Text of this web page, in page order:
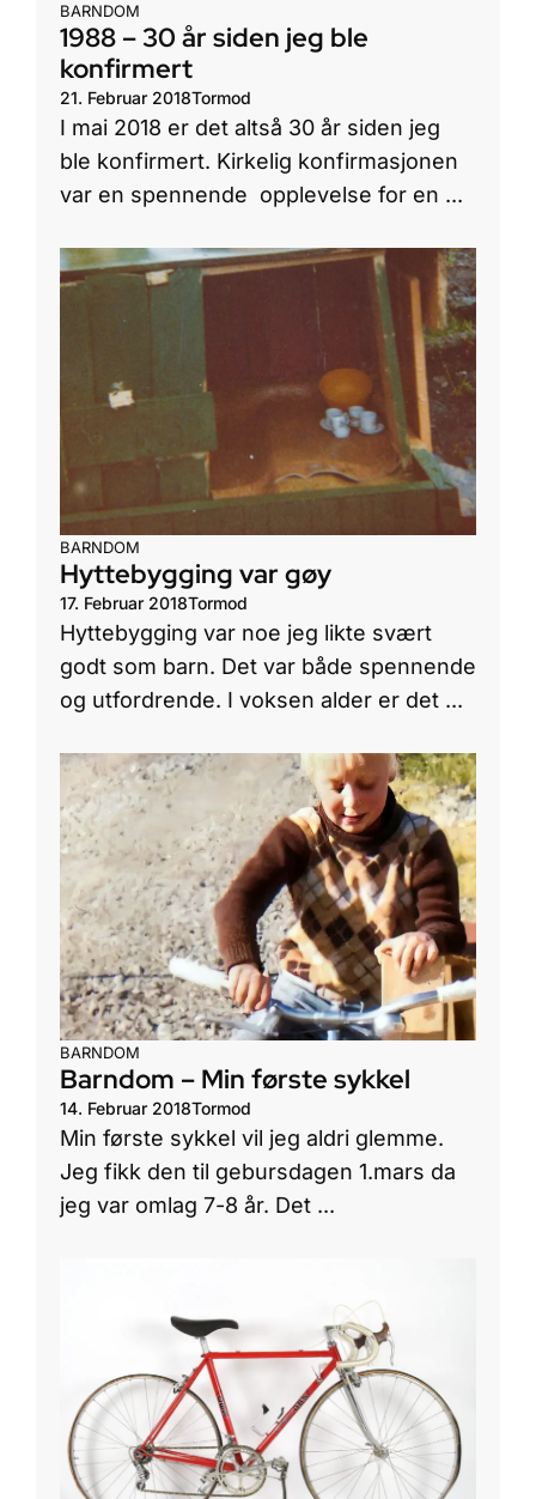
BARNDOM
1988 – 30 år siden jeg ble
konfirmert
21. Februar 2018Tormod
I mai 2018 er det altså 30 år siden jeg
ble konfirmert. Kirkelig konfirmasjonen
var en spennende opplevelse for en ...
BARNDOM
Hyttebygging var gøy
17. Februar 2018Tormod
Hyttebygging var noe jeg likte svært
godt som barn. Det var både spennende
og utfordrende. I voksen alder er det ...
BARNDOM
Barndom – Min første sykkel
14. Februar 2018Tormod
Min første sykkel vil jeg aldri glemme.
Jeg fikk den til gebursdagen 1.mars da
jeg var omlag 7-8 år. Det ...